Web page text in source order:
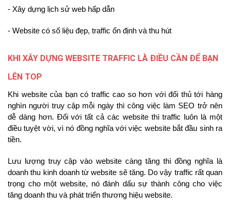
- Xây dựng lịch sử web hấp dẫn
- Website có số liệu đẹp, traffic ổn định và thu hút
KHI XÂY DỰNG WEBSITE TRAFFIC LÀ ĐIỀU CẦN ĐỂ BẠN
LÊN TOP
Khi website của bạn có traffic cao so hơn với đối thủ tới hàng
nghìn người truy cập mỗi ngày thì công việc làm SEO trở nên
dễ dàng hơn. Đối với tất cả các website thì traffic luôn là một
điều tuyệt vời, vì nó đồng nghĩa với việc website bắt đầu sinh ra
tiền.
Lưu lượng truy cập vào website càng tăng thì đồng nghĩa là
doanh thu kinh doanh từ website sẽ tăng. Do vậy traffic rất quan
trọng cho một website, nó đánh dấu sự thành công cho việc
tăng doanh thu và phát triển thương hiệu website.